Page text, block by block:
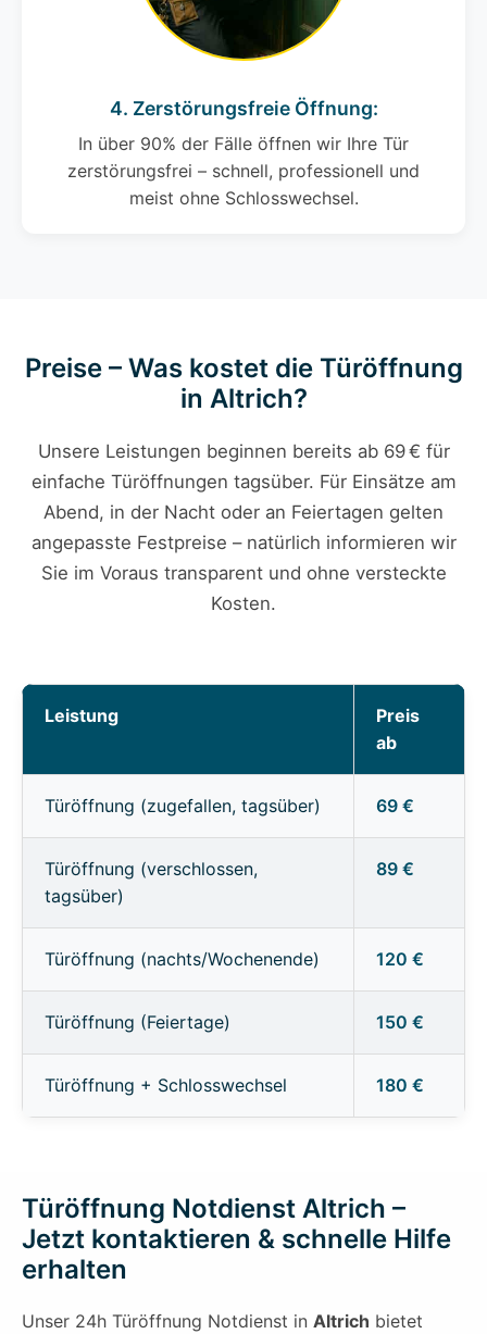
4. Zerstörungsfreie Öffnung:
In über 90% der Fälle öffnen wir Ihre Tür
zerstörungsfrei – schnell, professionell und
meist ohne Schlosswechsel.
Preise – Was kostet die Türöffnung
in Altrich?
Unsere Leistungen beginnen bereits ab 69 € für
einfache Türöffnungen tagsüber. Für Einsätze am
Abend, in der Nacht oder an Feiertagen gelten
angepasste Festpreise – natürlich informieren wir
Sie im Voraus transparent und ohne versteckte
Kosten.
Leistung
Preis
ab
Türöffnung (zugefallen, tagsüber) 69 €
Türöffnung (verschlossen,
tagsüber)
89 €
Türöffnung (nachts/Wochenende) 120 €
Türöffnung (Feiertage) 150 €
Türöffnung + Schlosswechsel 180 €
Türöffnung Notdienst Altrich –
Jetzt kontaktieren & schnelle Hilfe
erhalten
Unser 24h Türöffnung Notdienst in Altrich bietet